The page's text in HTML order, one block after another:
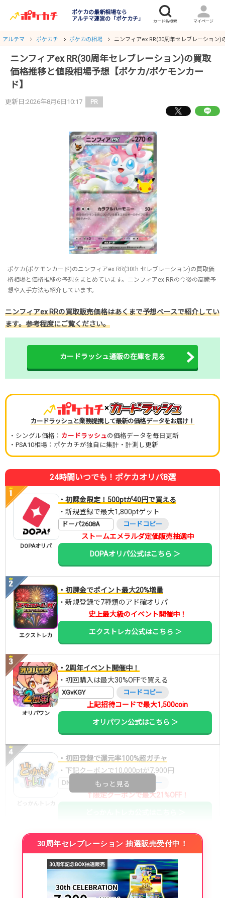
ポケカの最新相場なら
アルテマ運営の「ポケカチ」
アルテマ ポケカチ ポケカの相場 ニンフィアex RR(30周年セレブレーション
ニンフィアex RR(30周年セレブレーション)の買取
価格推移と値段相場予想【ポケカ/ポケモンカー
ド】
更新日:2026年8月6日10:17 PR
ポケカ(ポケモンカード)のニンフィアex RR(30th セレブレーション)の買取価
格相場と価格推移の予想をまとめています。ニンフィアex RRの今後の高騰予
想や入手方法も紹介しています。
ニンフィアex RRの買取販売価格はあくまで予想ベースで紹介してい
ます。参考程度にご覧ください。
カードラッシュ通販の在庫を見る
×
カードラッシュと業務提携して最新の価格データをお届け！
・シングル価格： カードラッシュの価格データを毎日更新
・PSA10相場：ポケカチが独自に集計・計測し更新
24時間いつでも！ポケカオリパ8選
DOPAオリパ
・初課金限定！500ptが40円で買える
・新規登録で最大1,800ptゲット
ドーパ2608A コードコピー
ストームエメラルダ定価販売抽選中
DOPAオリパ公式はこちら ＞
エクストレカ
・初課金でポイント最大20%増量
・新規登録で7種類のアド確オリパ
史上最大級のイベント開催中！
エクストレカ公式はこちら ＞
オリパワン
・2周年イベント開催中！
・初回購入は最大30%OFFで買える
XGvKGY コードコピー
上記招待コードで最大1,500coin
オリパワン公式はこちら ＞
・初回登録で還元率100%超ガチャ
・下記クーポンで10,000ptが7,900円
DNGBIF4X コードコピー
↑限定クーポンで最大21%OFF！
おりパンダ
・初回購入は最大90%OFF
・新規登録で6種類アド確解禁
SVGC7P コードコピー
↑招待コードで最大2,000ptゲット
もっと見る
30周年セレブレーション 抽選販売受付中！